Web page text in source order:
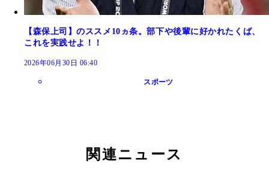
【森保上司】のススメ10ヵ条。部下や後輩に好かれたくば、
これを実践せよ！！
2026年06月30日 06:40
スポーツ
関連ニュース